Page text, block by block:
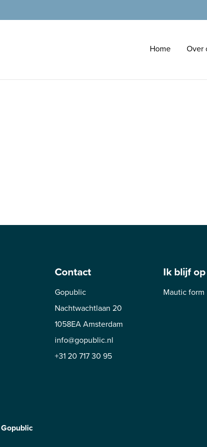
Home Over
Contact
Gopublic
Nachtwachtlaan 20
1058EA Amsterdam
info@gopublic.nl
+31 20 717 30 95
Ik blijf
Mautic form
Gopublic